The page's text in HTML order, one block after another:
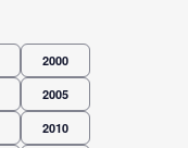
2000
2005
2010